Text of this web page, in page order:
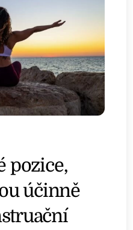
pozice,
účinně